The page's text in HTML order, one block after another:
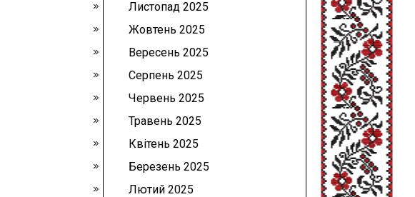
Листопад 2025
Жовтень 2025
Вересень 2025
Серпень 2025
Червень 2025
Травень 2025
Квітень 2025
Березень 2025
Лютий 2025